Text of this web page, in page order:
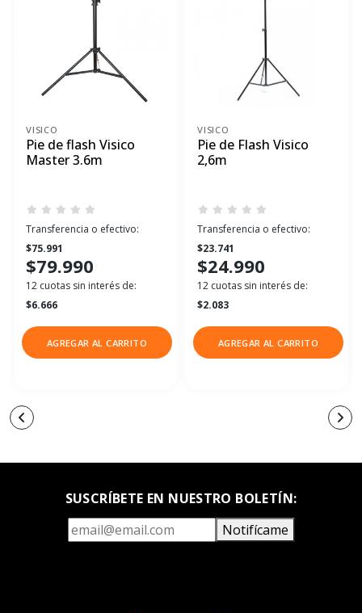
VISICO
Pie de flash Visico
Master 3.6m
Transferencia o efectivo:
$75.991
$79.990
12 cuotas sin interés de:
$6.666
AGREGAR AL CARRITO
VISICO
Pie de Flash Visico
2,6m
Transferencia o efectivo:
$23.741
$24.990
12 cuotas sin interés de:
$2.083
AGREGAR AL CARRITO
SUSCRÍBETE EN NUESTRO BOLETÍN:
Notifícame